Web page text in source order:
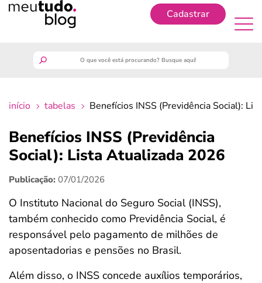
Cadastrar
finanças
benefícios
crédito fácil
últimas notícias
ferramentas
início tabelas Benefícios INSS (Previdência Social):
Benefícios INSS (Previdência
Social): Lista Atualizada 2026
Publicação: 07/01/2026
O Instituto Nacional do Seguro Social (INSS),
também conhecido como Previdência Social, é
responsável pelo pagamento de milhões de
aposentadorias e pensões no Brasil.
Além disso, o INSS concede auxílios temporários,